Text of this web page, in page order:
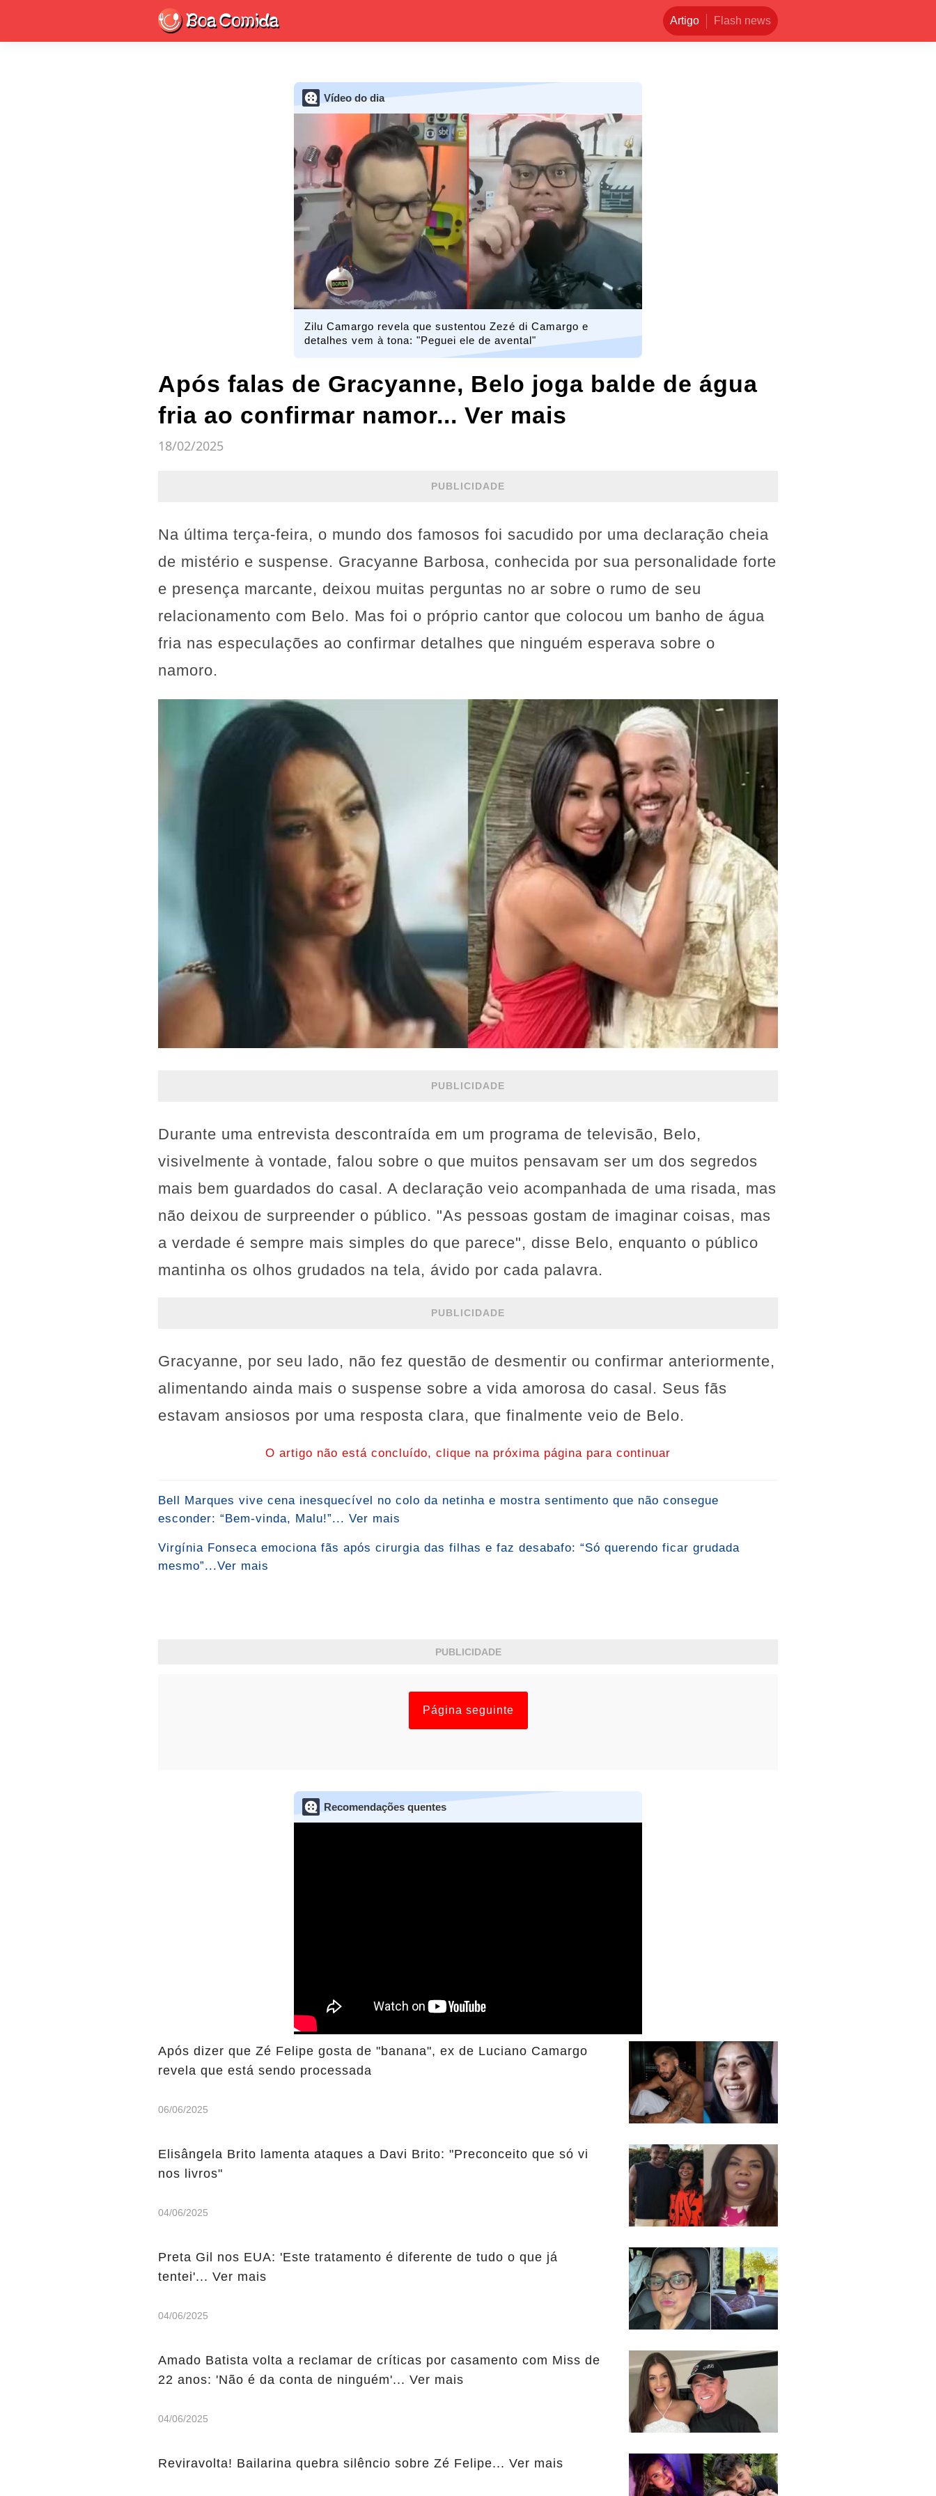
Artigo Flash news
Vídeo do dia
Zilu Camargo revela que sustentou Zezé di Camargo e
detalhes vem à tona: "Peguei ele de avental"
Após falas de Gracyanne, Belo joga balde de água
fria ao confirmar namor... Ver mais
18/02/2025
PUBLICIDADE
Na última terça-feira, o mundo dos famosos foi sacudido por uma declaração cheia
de mistério e suspense. Gracyanne Barbosa, conhecida por sua personalidade forte
e presença marcante, deixou muitas perguntas no ar sobre o rumo de seu
relacionamento com Belo. Mas foi o próprio cantor que colocou um banho de água
fria nas especulações ao confirmar detalhes que ninguém esperava sobre o
namoro.
PUBLICIDADE
Durante uma entrevista descontraída em um programa de televisão, Belo,
visivelmente à vontade, falou sobre o que muitos pensavam ser um dos segredos
mais bem guardados do casal. A declaração veio acompanhada de uma risada, mas
não deixou de surpreender o público. "As pessoas gostam de imaginar coisas, mas
a verdade é sempre mais simples do que parece", disse Belo, enquanto o público
mantinha os olhos grudados na tela, ávido por cada palavra.
PUBLICIDADE
Gracyanne, por seu lado, não fez questão de desmentir ou confirmar anteriormente,
alimentando ainda mais o suspense sobre a vida amorosa do casal. Seus fãs
estavam ansiosos por uma resposta clara, que finalmente veio de Belo.
O artigo não está concluído, clique na próxima página para continuar
Bell Marques vive cena inesquecível no colo da netinha e mostra sentimento que não consegue
esconder: “Bem-vinda, Malu!”... Ver mais
Virgínia Fonseca emociona fãs após cirurgia das filhas e faz desabafo: “Só querendo ficar grudada
mesmo”...Ver mais
PUBLICIDADE
Página seguinte
Recomendações quentes
Após dizer que Zé Felipe gosta de "banana", ex de Luciano Camargo
revela que está sendo processada
06/06/2025
Elisângela Brito lamenta ataques a Davi Brito: "Preconceito que só vi
nos livros"
04/06/2025
Preta Gil nos EUA: 'Este tratamento é diferente de tudo o que já
tentei'... Ver mais
04/06/2025
Amado Batista volta a reclamar de críticas por casamento com Miss de
22 anos: 'Não é da conta de ninguém'... Ver mais
04/06/2025
Reviravolta! Bailarina quebra silêncio sobre Zé Felipe... Ver mais